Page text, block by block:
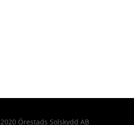
2020 Örestads Solskydd AB